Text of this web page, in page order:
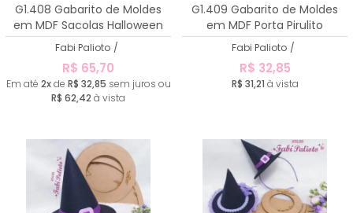
G1.408 Gabarito de Moldes
em MDF Sacolas Halloween
Fabi Palioto /
R$ 65,70
Em até 2xde R$ 32,85 sem juros ou
R$ 62,42 à vista
G1.409 Gabarito de Moldes
em MDF Porta Pirulito
Halloween
Fabi Palioto /
R$ 32,85
R$ 31,21 à vista